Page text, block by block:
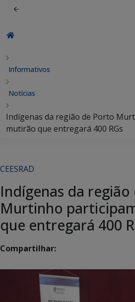
Informativos
Notícias
Indígenas da região de Porto
mutirão que entregará 400 RGs
CEESRAD
Indígenas da
Murtinho
que entregará 400
Compartilhar: